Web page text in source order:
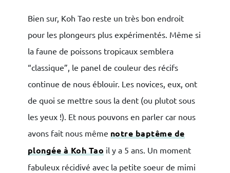
Bien sur, Koh Tao reste un très bon endroit
pour les plongeurs plus expérimentés. Même si
la faune de poissons tropicaux semblera
“classique”, le panel de couleur des récifs
continue de nous éblouir. Les novices, eux, ont
de quoi se mettre sous la dent (ou plutot sous
les yeux !). Et nous pouvons en parler car nous
avons fait nous même notre baptême de
plongée à Koh Tao il y a 5 ans. Un moment
fabuleux récidivé avec la petite soeur de mimi